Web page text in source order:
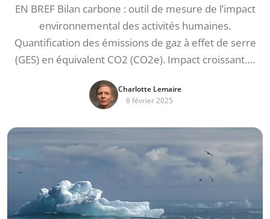
EN BREF Bilan carbone : outil de mesure de l’impact
environnemental des activités humaines.
Quantification des émissions de gaz à effet de serre
(GES) en équivalent CO2 (CO2e). Impact croissant….
Charlotte Lemaire
8 février 2025